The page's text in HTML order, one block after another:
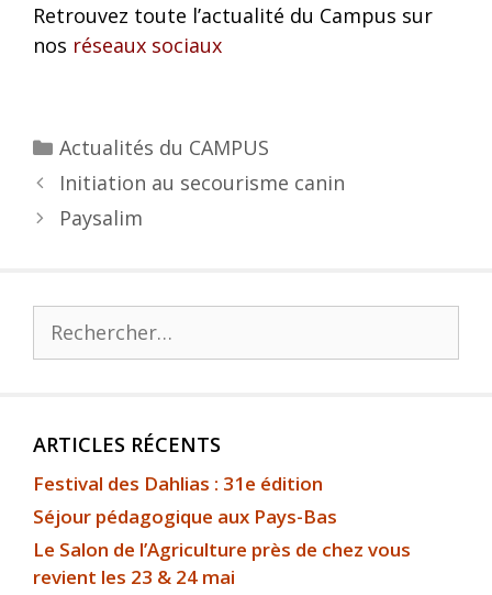
Retrouvez toute l’actualité du Campus sur
nos réseaux sociaux
Actualités du CAMPUS
Initiation au secourisme canin
Paysalim
ARTICLES RÉCENTS
Festival des Dahlias : 31e édition
Séjour pédagogique aux Pays-Bas
Le Salon de l’Agriculture près de chez vous
revient les 23 & 24 mai